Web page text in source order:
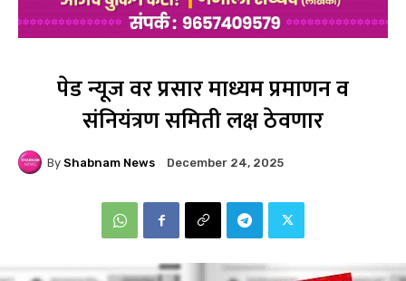
पेड न्यूज वर प्रसार माध्यम प्रमाणन व
संनियंत्रण समिती लक्ष ठेवणार
By Shabnam News December 24, 2025